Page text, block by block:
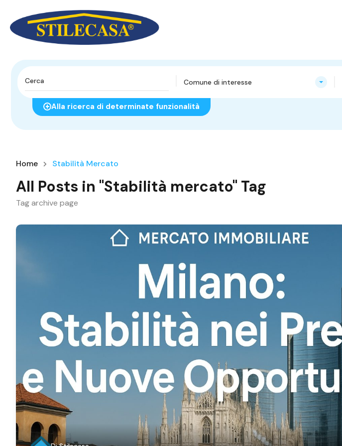
Comune di interesse
Alla ricerca di determinate funzionalità
Home Stabilità Mercato
All Posts in "Stabilità mercato" Tag
Tag archive page